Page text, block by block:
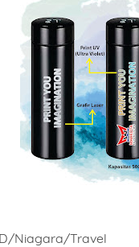
Niagara/Travel